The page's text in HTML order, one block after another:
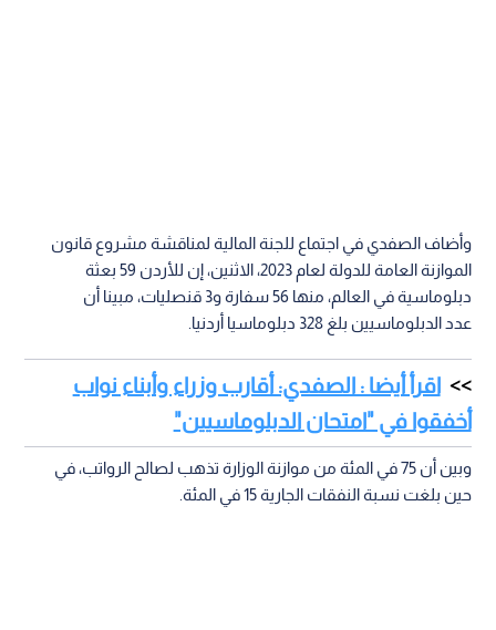
وأضاف الصفدي في اجتماع للجنة المالية لمناقشة مشروع قانون
الموازنة العامة للدولة لعام 2023، الاثنين، إن للأردن 59 بعثة
دبلوماسية في العالم، منها 56 سفارة و3 قنصليات، مبينا أن
عدد الدبلوماسيين بلغ 328 دبلوماسيا أردنيا.
اقرأ أيضا : الصفدي: أقارب وزراء وأبناء نواب
أخفقوا في "امتحان الدبلوماسيين"
وبين أن 75 في المئة من موازنة الوزارة تذهب لصالح الرواتب، في
حين بلغت نسبة النفقات الجارية 15 في المئة.